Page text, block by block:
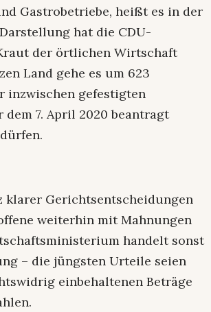
Gastrobetriebe, heißt es in der
hat die CDU-
der örtlichen Wirtschaft
Land gehe es um 623
inzwischen gefestigten
7. April 2020 beantragt
Gerichtsentscheidungen
weiterhin mit Mahnungen
handelt sonst
– die jüngsten Urteile seien
einbehaltenen Beträge